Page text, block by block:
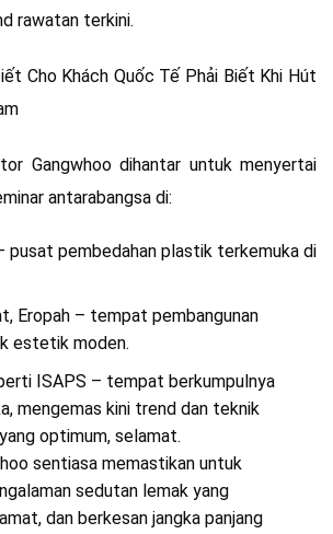
rawatan terkini.
Gangwhoo dihantar untuk menyertai
antarabangsa di:
pusat pembedahan plastik terkemuka di
Eropah – tempat pembangunan
estetik moden.
ISAPS – tempat berkumpulnya
mengemas kini trend dan teknik
optimum, selamat.
sentiasa memastikan untuk
sedutan lemak yang
dan berkesan jangka panjang